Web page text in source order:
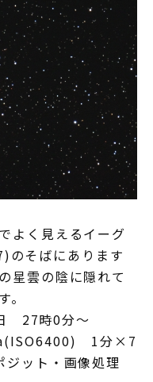
よく見えるイーグ
のそばにあります
星雲の陰に隠れて
日 27時0分～
1分×7
ット・画像処理